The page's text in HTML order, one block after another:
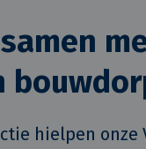
hielpen onze